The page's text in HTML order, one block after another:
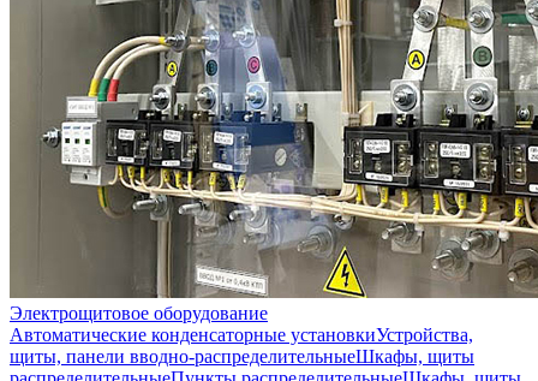
Электрощитовое оборудование
Автоматические конденсаторные установкиУстройства,
щиты, панели вводно-распределительныеШкафы, щиты